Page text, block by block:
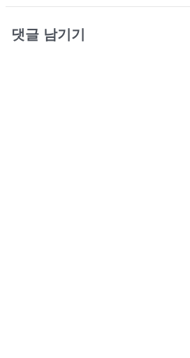
댓글 남기기